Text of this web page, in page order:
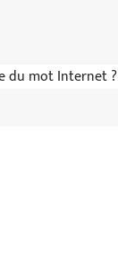
du mot Internet ?